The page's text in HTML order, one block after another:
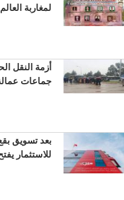
لمغاربة
أزمة النقل
جماعات
بعد تسويق
للاستثمار